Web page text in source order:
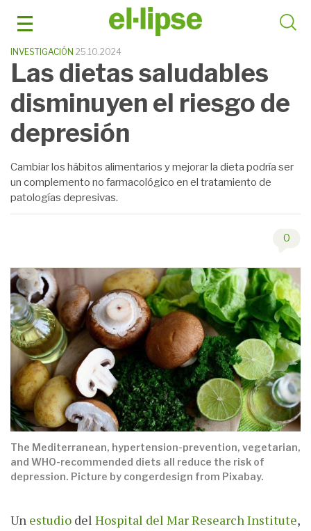
INVESTIGACIÓN 25.10.2024
Las dietas saludables
disminuyen el riesgo de
depresión
Cambiar los hábitos alimentarios y mejorar la dieta podría ser
un complemento no farmacológico en el tratamiento de
patologías depresivas.
0
The Mediterranean, hypertension-prevention, vegetarian,
and WHO-recommended diets all reduce the risk of
depression. Picture by congerdesign from Pixabay.
Un estudio del Hospital del Mar Research Institute,